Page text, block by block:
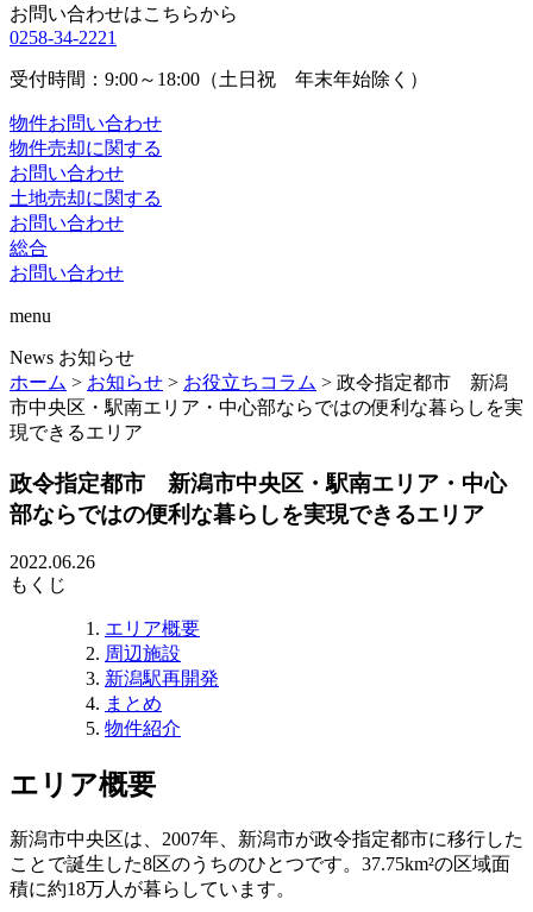
お問い合わせはこちらから
0258-34-2221
受付時間：9:00～18:00（土日祝 年末年始除く）
物件お問い合わせ
物件売却に関する
お問い合わせ
土地売却に関する
お問い合わせ
総合
お問い合わせ
menu
News お知らせ
ホーム > お知らせ > お役立ちコラム > 政令指定都市 新潟
市中央区・駅南エリア・中心部ならではの便利な暮らしを実
現できるエリア
政令指定都市 新潟市中央区・駅南エリア・中心
部ならではの便利な暮らしを実現できるエリア
2022.06.26
もくじ
エリア概要
周辺施設
新潟駅再開発
まとめ
物件紹介
エリア概要
新潟市中央区は、2007年、新潟市が政令指定都市に移行した
ことで誕生した8区のうちのひとつです。37.75km²の区域面
積に約18万人が暮らしています。